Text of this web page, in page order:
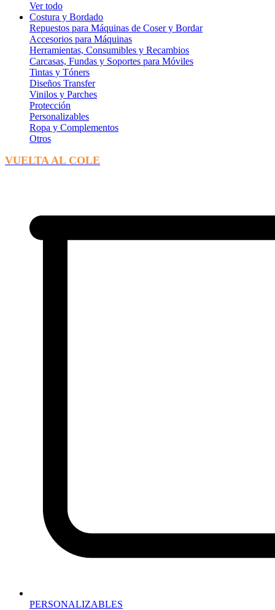
Ver todo
Costura y Bordado
Repuestos para Máquinas de Coser y Bordar
Accesorios para Máquinas
Herramientas, Consumibles y Recambios
Carcasas, Fundas y Soportes para Móviles
Tintas y Tóners
Diseños Transfer
Vinilos y Parches
Protección
Personalizables
Ropa y Complementos
Otros
VUELTA AL COLE
PERSONALIZABLES